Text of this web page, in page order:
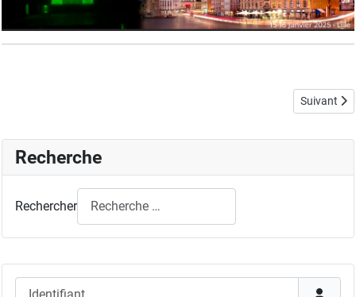
Article
Suivant
Recherche
Rechercher